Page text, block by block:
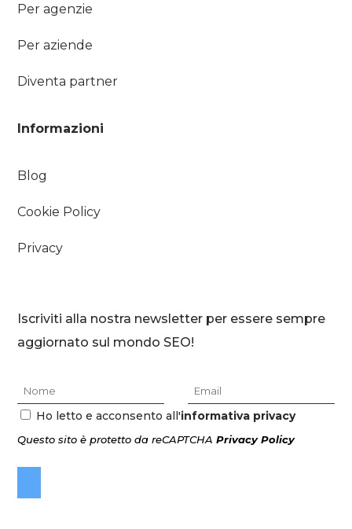
Per agenzie
Per aziende
Diventa partner
Informazioni
Blog
Cookie Policy
Privacy
Iscriviti alla nostra newsletter per essere sempre
aggiornato sul mondo SEO!
Ho letto e acconsento all'informativa privacy
Questo sito è protetto da reCAPTCHAPrivacy Policy